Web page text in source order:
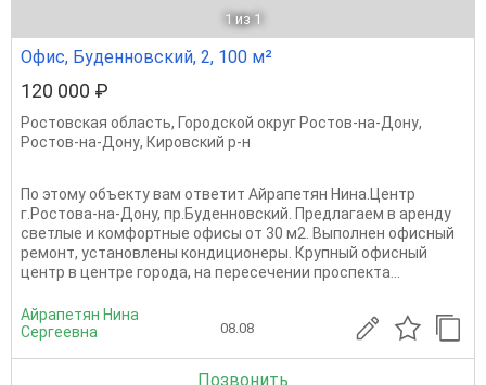
1 из 1
Офис, Буденновский, 2, 100 м²
120 000 ₽
Ростовская область, Городской округ Ростов-на-Дону,
Ростов-на-Дону, Кировский р-н
По этому объекту вам ответит Айрапетян Нина.Центр
г.Ростова-на-Дону, пр.Буденновский. Предлагаем в аренду
светлые и комфортные офисы от 30 м2. Выполнен офисный
ремонт, установлены кондиционеры. Крупный офисный
центр в центре города, на пересечении проспекта...
Айрапетян Нина
Сергеевна
08.08
Позвонить